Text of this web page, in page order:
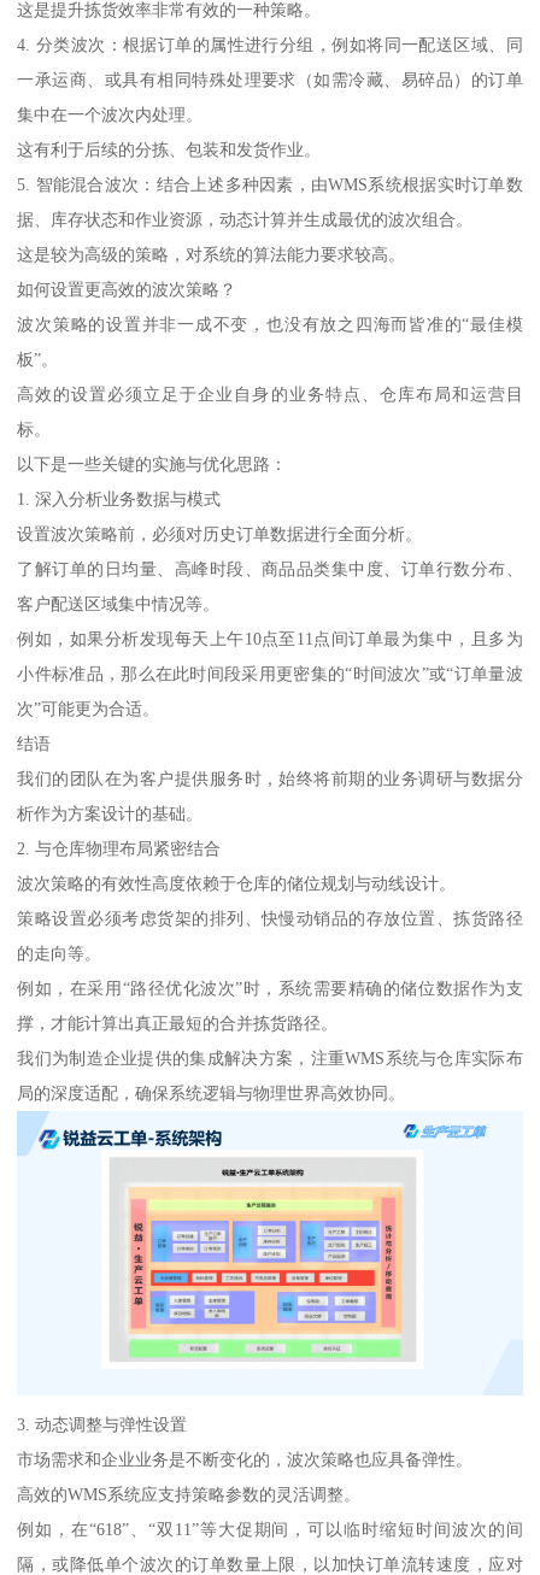
这是提升拣货效率非常有效的一种策略。
4. 分类波次：根据订单的属性进行分组，例如将同一配送区域、同
一承运商、或具有相同特殊处理要求（如需冷藏、易碎品）的订单
集中在一个波次内处理。
这有利于后续的分拣、包装和发货作业。
5. 智能混合波次：结合上述多种因素，由WMS系统根据实时订单数
据、库存状态和作业资源，动态计算并生成最优的波次组合。
这是较为高级的策略，对系统的算法能力要求较高。
如何设置更高效的波次策略？
波次策略的设置并非一成不变，也没有放之四海而皆准的“最佳模
板”。
高效的设置必须立足于企业自身的业务特点、仓库布局和运营目
标。
以下是一些关键的实施与优化思路：
1. 深入分析业务数据与模式
设置波次策略前，必须对历史订单数据进行全面分析。
了解订单的日均量、高峰时段、商品品类集中度、订单行数分布、
客户配送区域集中情况等。
例如，如果分析发现每天上午10点至11点间订单最为集中，且多为
小件标准品，那么在此时间段采用更密集的“时间波次”或“订单量波
次”可能更为合适。
结语
我们的团队在为客户提供服务时，始终将前期的业务调研与数据分
析作为方案设计的基础。
2. 与仓库物理布局紧密结合
波次策略的有效性高度依赖于仓库的储位规划与动线设计。
策略设置必须考虑货架的排列、快慢动销品的存放位置、拣货路径
的走向等。
例如，在采用“路径优化波次”时，系统需要精确的储位数据作为支
撑，才能计算出真正最短的合并拣货路径。
我们为制造企业提供的集成解决方案，注重WMS系统与仓库实际布
局的深度适配，确保系统逻辑与物理世界高效协同。
3. 动态调整与弹性设置
市场需求和企业业务是不断变化的，波次策略也应具备弹性。
高效的WMS系统应支持策略参数的灵活调整。
例如，在“618”、“双11”等大促期间，可以临时缩短时间波次的间
隔，或降低单个波次的订单数量上限，以加快订单流转速度，应对